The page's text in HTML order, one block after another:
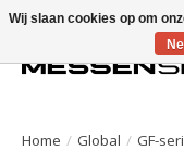
Home / Global / GF-
Wij slaan cookies op om